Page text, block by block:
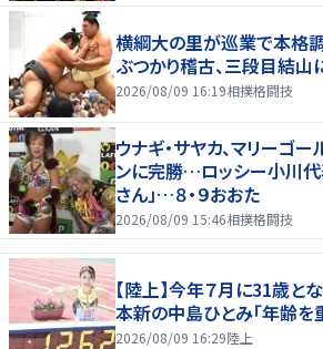
横綱大の里が巡業で本格
ぶつかり稽古、三段目結山
2026/08/09 16:19相撲格闘技
ウナギ・サヤカ、マリーゴー
ンに完勝…ロッシー小川代
さん」…８・９おおた
2026/08/09 15:46相撲格闘技
【陸上】今年７月に31歳
本新の中島ひとみ「年齢を
2026/08/09 16:29陸上